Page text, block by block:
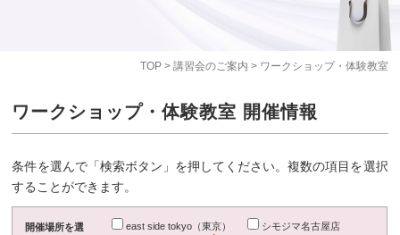
TOP> 講習会のご案内 > ワークショップ・体験教室
ワークショップ・体験教室 開催情報
条件を選んで「検索ボタン」を押してください。複数の項目を選択
することができます。
開催場所を選
east side tokyo（東京）
シモジマ名古屋店